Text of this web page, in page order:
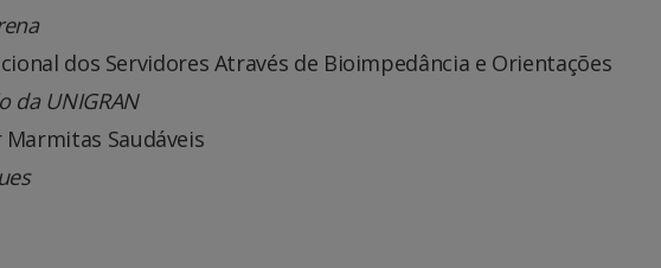
dos Servidores Através de Bioimpedância e Orientações
da UNIGRAN
Saudáveis